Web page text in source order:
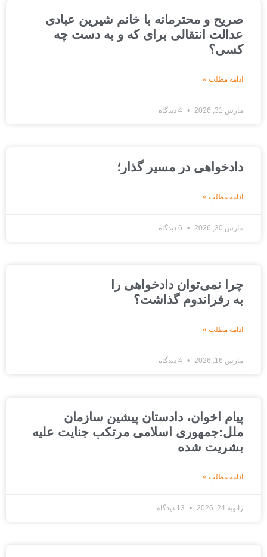
صریح و محترمانه با خانم شیرین عبادی
عدالت انتقالی برای که و به دست چه
کسی؟
ادامه مطلب »
مارس 31, 2026 4 دیدگاه
دادخواهی در مسیر گذار؛
ادامه مطلب »
مارس 30, 2026 6 دیدگاه
چرا نمی‌توان دادخواهی را
به رفراندوم گذاشت؟
ادامه مطلب »
مارس 16, 2026 4 دیدگاه
پیام اخوان، دادستان پیشین سازمان
ملل:جمهوری اسلامی مرتکب جنایت علیه
بشریت شده
ادامه مطلب »
ژانویه 24, 2026 13 دیدگاه